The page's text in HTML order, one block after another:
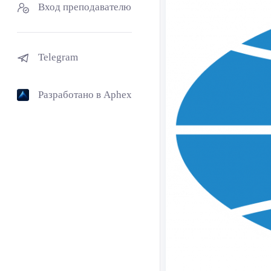
Вход преподавателю
Telegram
Разработано в Aphex